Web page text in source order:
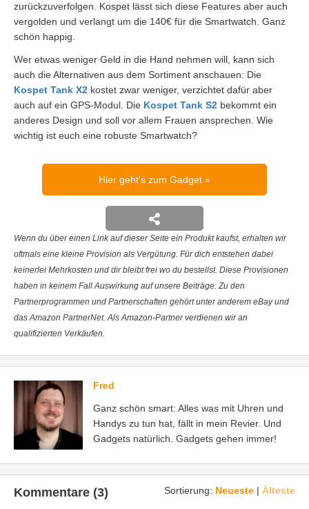
zurückzuverfolgen. Kospet lässt sich diese Features aber auch
vergolden und verlangt um die 140€ für die Smartwatch. Ganz
schön happig.
Wer etwas weniger Geld in die Hand nehmen will, kann sich
auch die Alternativen aus dem Sortiment anschauen: Die
Kospet Tank X2 kostet zwar weniger, verzichtet dafür aber
auch auf ein GPS-Modul. Die Kospet Tank S2 bekommt ein
anderes Design und soll vor allem Frauen ansprechen. Wie
wichtig ist euch eine robuste Smartwatch?
Hier geht's zum Gadget
Wenn du über einen Link auf dieser Seite ein Produkt kaufst, erhalten wir
oftmals eine kleine Provision als Vergütung. Für dich entstehen dabei
keinerlei Mehrkosten und dir bleibt frei wo du bestellst. Diese Provisionen
haben in keinem Fall Auswirkung auf unsere Beiträge. Zu den
Partnerprogrammen und Partnerschaften gehört unter anderem eBay und
das Amazon PartnerNet. Als Amazon-Partner verdienen wir an
qualifizierten Verkäufen.
Fred
Ganz schön smart: Alles was mit Uhren und
Handys zu tun hat, fällt in mein Revier. Und
Gadgets natürlich. Gadgets gehen immer!
Sortierung: Neueste | Älteste
Kommentare (3)